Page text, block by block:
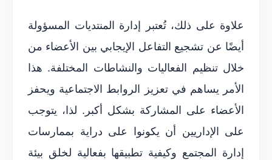
علاوة على ذلك، تُعتبر إدارة المنتديات المسؤولة
أيضًا عن تشجيع التفاعل الإيجابي بين الأعضاء من
خلال تنظيم الفعاليات والنشاطات المختلفة. هذا
الأمر يساهم في تعزيز الروابط الاجتماعية ويحفز
الأعضاء على المشاركة بشكل أكبر. لذا، يتوجب
على الإداريين أن يكونوا على دراية بممارسات
إدارة المجتمع وكيفية تطبيقها بفعالية لخلق بيئة